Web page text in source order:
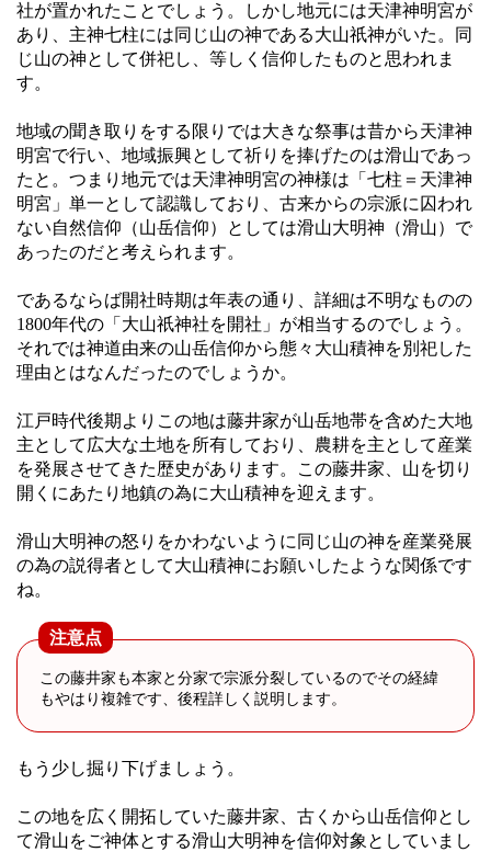
社が置かれたことでしょう。しかし地元には天津神明宮が
あり、主神七柱には同じ山の神である大山祇神がいた。同
じ山の神として併祀し、等しく信仰したものと思われま
す。
地域の聞き取りをする限りでは大きな祭事は昔から天津神
明宮で行い、地域振興として祈りを捧げたのは滑山であっ
たと。つまり地元では天津神明宮の神様は「七柱＝天津神
明宮」単一として認識しており、古来からの宗派に囚われ
ない自然信仰（山岳信仰）としては滑山大明神（滑山）で
あったのだと考えられます。
であるならば開社時期は年表の通り、詳細は不明なものの
1800年代の「大山祇神社を開社」が相当するのでしょう。
それでは神道由来の山岳信仰から態々大山積神を別祀した
理由とはなんだったのでしょうか。
江戸時代後期よりこの地は藤井家が山岳地帯を含めた大地
主として広大な土地を所有しており、農耕を主として産業
を発展させてきた歴史があります。この藤井家、山を切り
開くにあたり地鎮の為に大山積神を迎えます。
滑山大明神の怒りをかわないように同じ山の神を産業発展
の為の説得者として大山積神にお願いしたような関係です
ね。
注意点
この藤井家も本家と分家で宗派分裂しているのでその経緯
もやはり複雑です、後程詳しく説明します。
もう少し掘り下げましょう。
この地を広く開拓していた藤井家、古くから山岳信仰とし
て滑山をご神体とする滑山大明神を信仰対象としていまし